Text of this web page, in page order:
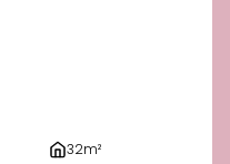
32m²